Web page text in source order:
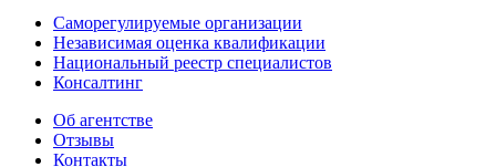
Саморегулируемые организации
Независимая оценка квалификации
Национальный реестр специалистов
Консалтинг
Об агентстве
Отзывы
Контакты